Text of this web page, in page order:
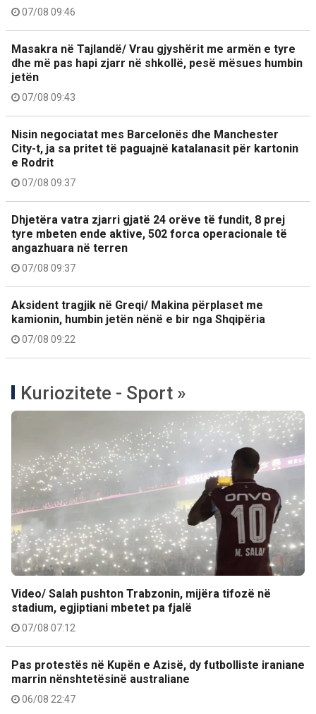
07/08 09:46
Masakra në Tajlandë/ Vrau gjyshërit me armën e tyre
dhe më pas hapi zjarr në shkollë, pesë mësues humbin
jetën
07/08 09:43
Nisin negociatat mes Barcelonës dhe Manchester
City-t, ja sa pritet të paguajnë katalanasit për kartonin
e Rodrit
07/08 09:37
Dhjetëra vatra zjarri gjatë 24 orëve të fundit, 8 prej
tyre mbeten ende aktive, 502 forca operacionale të
angazhuara në terren
07/08 09:37
Aksident tragjik në Greqi/ Makina përplaset me
kamionin, humbin jetën nënë e bir nga Shqipëria
07/08 09:22
Kuriozitete - Sport »
Video/ Salah pushton Trabzonin, mijëra tifozë në
stadium, egjiptiani mbetet pa fjalë
07/08 07:12
Pas protestës në Kupën e Azisë, dy futbolliste iraniane
marrin nënshtetësinë australiane
06/08 22:47